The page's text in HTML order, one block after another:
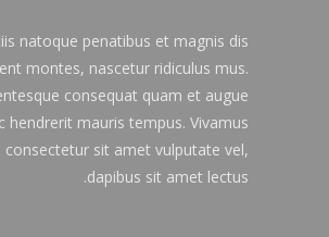
natoque penatibus et magnis dis
montes, nascetur ridiculus mus.
consequat quam et augue
hendrerit mauris tempus. Vivamus
consectetur sit amet vulputate vel,
dapibus sit amet lectus.